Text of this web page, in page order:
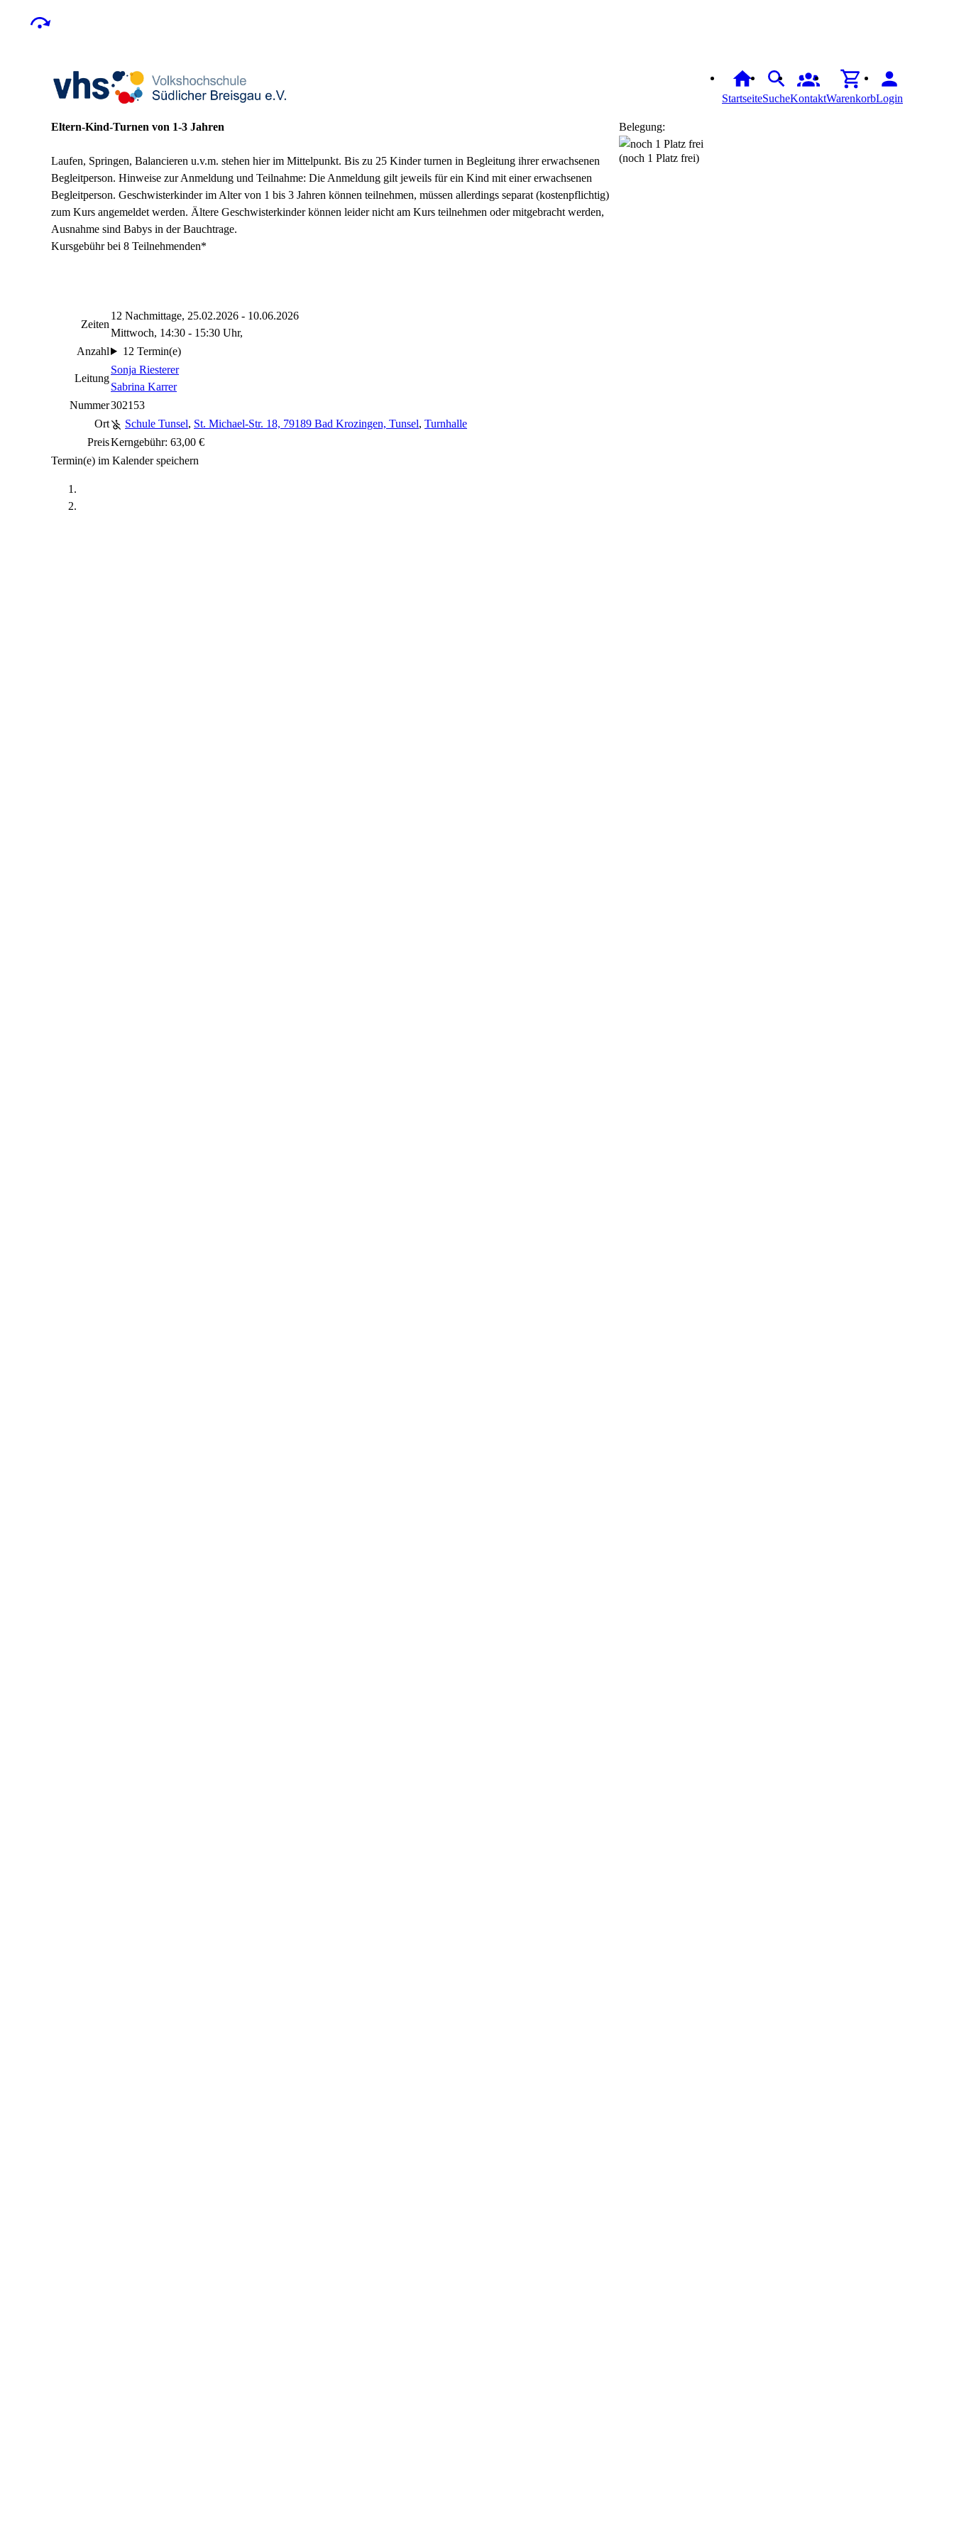
StartseiteSucheKontaktWarenkorbLogin
Eltern-Kind-Turnen von 1-3 Jahren
Laufen, Springen, Balancieren u.v.m. stehen hier im Mittelpunkt. Bis zu 25 Kinder turnen in Begleitung ihrer erwachsenen
Begleitperson. Hinweise zur Anmeldung und Teilnahme: Die Anmeldung gilt jeweils fürein Kind mit einer erwachsenen
Begleitperson. Geschwisterkinderim Alter von 1 bis 3 Jahren können teilnehmen, müssen allerdings separat (kostenpflichtig)
zum Kurs angemeldet werden. Ältere Geschwisterkinderkönnen leidernicht am Kurs teilnehmen oder mitgebracht werden,
Ausnahme sind Babys in der Bauchtrage.
Kursgebühr bei 8 Teilnehmenden*
Zeiten
12 Nachmittage, 25.02.2026 - 10.06.2026
Mittwoch, 14:30 - 15:30 Uhr,
Anzahl
12 Termin(e)
Leitung
Sonja Riesterer
Sabrina Karrer
Nummer302153
Ort
Schule Tunsel, St. Michael-Str. 18, 79189 Bad Krozingen, Tunsel, Turnhalle
PreisKerngebühr: 63,00 €
Belegung:
(noch 1 Platz frei)
Termin(e) im Kalender speichern